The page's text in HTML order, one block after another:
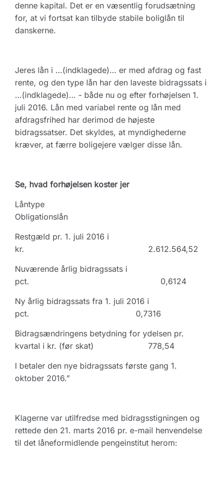
denne kapital. Det er en væsentlig forudsætning
for, at vi fortsat kan tilbyde stabile boliglån til
danskerne.
Jeres lån i …(indklagede)… er med afdrag og fast
rente, og den type lån har den laveste bidragssats i
…(indklagede)… - både nu og efter forhøjelsen 1.
juli 2016. Lån med variabel rente og lån med
afdragsfrihed har derimod de højeste
bidragssatser. Det skyldes, at myndighederne
kræver, at færre boligejere vælger disse lån.
Se, hvad forhøjelsen koster jer
Låntype
Obligationslån
Restgæld pr. 1. juli 2016 i
kr. 2.612.564,52
Nuværende årlig bidragssats i
pct. 0,6124
Ny årlig bidragssats fra 1. juli 2016 i
pct. 0,7316
Bidragsændringens betydning for ydelsen pr.
kvartal i kr. (før skat) 778,54
I betaler den nye bidragssats første gang 1.
oktober 2016.”
Klagerne var utilfredse med bidragsstigningen og
rettede den 21. marts 2016 pr. e-mail henvendelse
til det låneformidlende pengeinstitut herom: